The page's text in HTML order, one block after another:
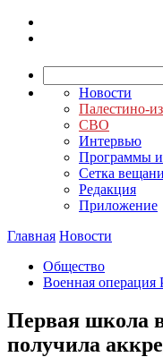
Новости
Палестино-
СВО
Интервью
Программы
Сетка
Редакция
Приложение
Главная Новости
Общество
Военная операция
Первая школа
получила